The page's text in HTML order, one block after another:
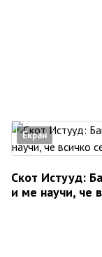
Екран
Скот Истууд:
и ме научи, че